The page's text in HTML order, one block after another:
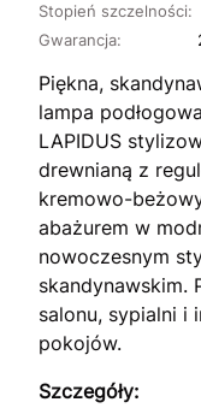
Stopień szczelności:
Gwarancja:
Piękna,
lampa
LAPIDUS
drewnianą z
kremowo-
abażurem w
nowoczesnym
skandynawskim.
salonu, sypialni i
pokojów.
Szczegóły: